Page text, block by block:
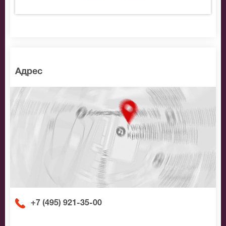
call-центр и мы обязательно подберем Вам лучшие
Адрес
+7 (495) 921-35-00